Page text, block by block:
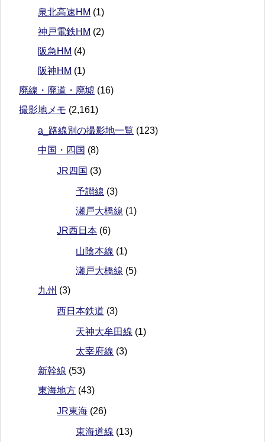
泉北高速HM (1)
神戸電鉄HM (2)
阪急HM (4)
阪神HM (1)
廃線・廃道・廃墟 (16)
撮影地メモ (2,161)
a_路線別の撮影地一覧 (123)
中国・四国 (8)
JR四国 (3)
予讃線 (3)
瀬戸大橋線 (1)
JR西日本 (6)
山陰本線 (1)
瀬戸大橋線 (5)
九州 (3)
西日本鉄道 (3)
天神大牟田線 (1)
太宰府線 (3)
新幹線 (53)
東海地方 (43)
JR東海 (26)
東海道線 (13)